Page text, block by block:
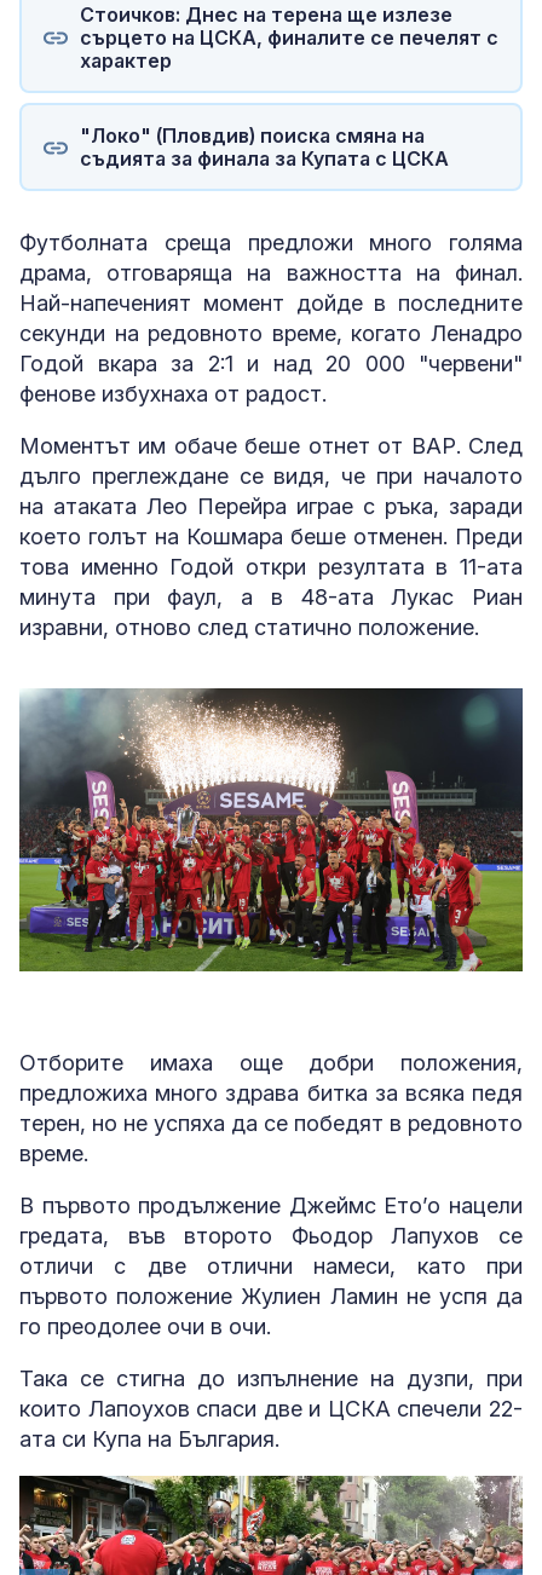
Стоичков: Днес на терена ще излезе
сърцето на ЦСКА, финалите се печелят с
характер
"Локо" (Пловдив) поиска смяна на
съдията за финала за Купата с ЦСКА
Футболната среща предложи много голяма
драма, отговаряща на важността на финал.
Най-напеченият момент дойде в последните
секунди на редовното време, когато Ленадро
Годой вкара за 2:1 и над 20 000 "червени"
фенове избухнаха от радост.
Моментът им обаче беше отнет от ВАР. След
дълго преглеждане се видя, че при началото
на атаката Лео Перейра играе с ръка, заради
което голът на Кошмара беше отменен. Преди
това именно Годой откри резултата в 11-ата
минута при фаул, а в 48-ата Лукас Риан
изравни, отново след статично положение.
Отборите имаха още добри положения,
предложиха много здрава битка за всяка педя
терен, но не успяха да се победят в редовното
време.
В първото продължение Джеймс Ето’о нацели
гредата, във второто Фьодор Лапухов се
отличи с две отлични намеси, като при
първото положение Жулиен Ламин не успя да
го преодолее очи в очи.
Така се стигна до изпълнение на дузпи, при
които Лапоухов спаси две и ЦСКА спечели 22-
ата си Купа на България.